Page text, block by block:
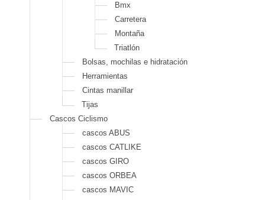
Bmx
Carretera
Montaña
Triatlón
Bolsas, mochilas e hidratación
Herramientas
Cintas manillar
Tijas
Cascos Ciclismo
cascos ABUS
cascos CATLIKE
cascos GIRO
cascos ORBEA
cascos MAVIC